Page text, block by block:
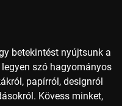
betekintést nyújtsunk a
szó hagyományos
papírról, designról
Kövess minket,